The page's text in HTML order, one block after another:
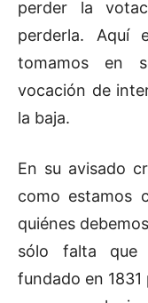
perder la
perderla. Aquí
tomamos en
vocación de
la baja.
En su avisado
como estamos
quiénes
sólo falta
fundado en